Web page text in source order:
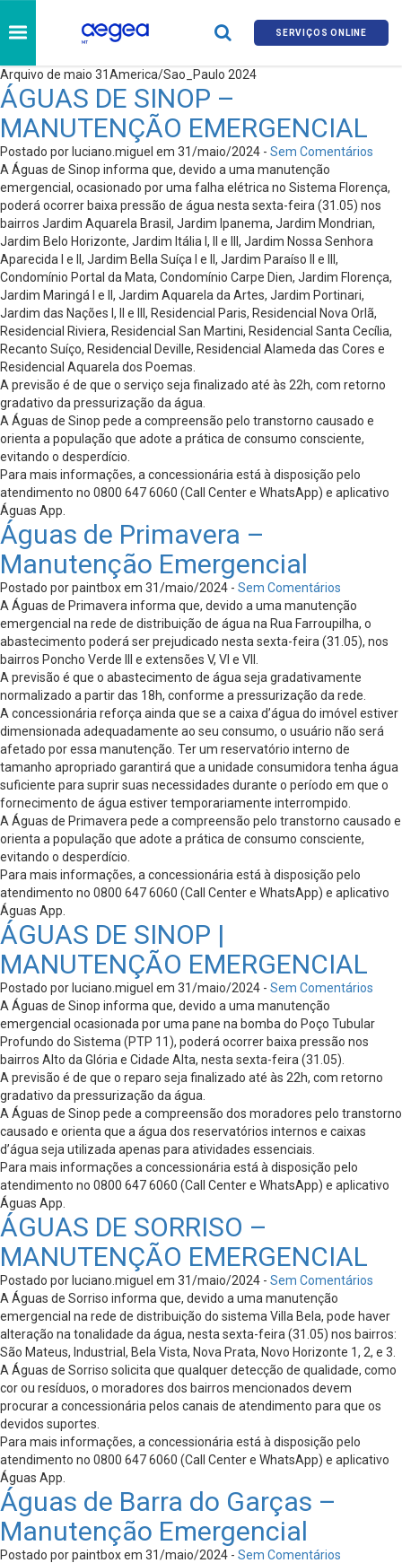
SERVIÇOS ONLINE
Arquivo de maio 31America/Sao_Paulo 2024
ÁGUAS DE SINOP –
MANUTENÇÃO EMERGENCIAL
Postado por luciano.miguel em 31/maio/2024 - Sem Comentários
A Águas de Sinop informa que, devido a uma manutenção
emergencial, ocasionado por uma falha elétrica no Sistema Florença,
poderá ocorrer baixa pressão de água nesta sexta-feira (31.05) nos
bairros Jardim Aquarela Brasil, Jardim Ipanema, Jardim Mondrian,
Jardim Belo Horizonte, Jardim Itália l, ll e lll, Jardim Nossa Senhora
Aparecida l e ll, Jardim Bella Suíça l e ll, Jardim Paraíso ll e lll,
Condomínio Portal da Mata, Condomínio Carpe Dien, Jardim Florença,
Jardim Maringá l e ll, Jardim Aquarela da Artes, Jardim Portinari,
Jardim das Nações l, ll e lll, Residencial Paris, Residencial Nova Orlã,
Residencial Riviera, Residencial San Martini, Residencial Santa Cecília,
Recanto Suíço, Residencial Deville, Residencial Alameda das Cores e
Residencial Aquarela dos Poemas.
A previsão é de que o serviço seja finalizado até às 22h, com retorno
gradativo da pressurização da água.
A Águas de Sinop pede a compreensão pelo transtorno causado e
orienta a população que adote a prática de consumo consciente,
evitando o desperdício.
Para mais informações, a concessionária está à disposição pelo
atendimento no 0800 647 6060 (Call Center e WhatsApp) e aplicativo
Águas App.
Águas de Primavera –
Manutenção Emergencial
Postado por paintbox em 31/maio/2024 - Sem Comentários
A Águas de Primavera informa que, devido a uma manutenção
emergencial na rede de distribuição de água na Rua Farroupilha, o
abastecimento poderá ser prejudicado nesta sexta-feira (31.05), nos
bairros Poncho Verde III e extensões V, VI e VII.
A previsão é que o abastecimento de água seja gradativamente
normalizado a partir das 18h, conforme a pressurização da rede.
A concessionária reforça ainda que se a caixa d’água do imóvel estiver
dimensionada adequadamente ao seu consumo, o usuário não será
afetado por essa manutenção. Ter um reservatório interno de
tamanho apropriado garantirá que a unidade consumidora tenha água
suficiente para suprir suas necessidades durante o período em que o
fornecimento de água estiver temporariamente interrompido.
A Águas de Primavera pede a compreensão pelo transtorno causado e
orienta a população que adote a prática de consumo consciente,
evitando o desperdício.
Para mais informações, a concessionária está à disposição pelo
atendimento no 0800 647 6060 (Call Center e WhatsApp) e aplicativo
Águas App.
ÁGUAS DE SINOP |
MANUTENÇÃO EMERGENCIAL
Postado por luciano.miguel em 31/maio/2024 - Sem Comentários
A Águas de Sinop informa que, devido a uma manutenção
emergencial ocasionada por uma pane na bomba do Poço Tubular
Profundo do Sistema (PTP 11), poderá ocorrer baixa pressão nos
bairros Alto da Glória e Cidade Alta, nesta sexta-feira (31.05).
A previsão é de que o reparo seja finalizado até às 22h, com retorno
gradativo da pressurização da água.
A Águas de Sinop pede a compreensão dos moradores pelo transtorno
causado e orienta que a água dos reservatórios internos e caixas
d’água seja utilizada apenas para atividades essenciais.
Para mais informações a concessionária está à disposição pelo
atendimento no 0800 647 6060 (Call Center e WhatsApp) e aplicativo
Águas App.
ÁGUAS DE SORRISO –
MANUTENÇÃO EMERGENCIAL
Postado por luciano.miguel em 31/maio/2024 - Sem Comentários
A Águas de Sorriso informa que, devido a uma manutenção
emergencial na rede de distribuição do sistema Villa Bela, pode haver
alteração na tonalidade da água, nesta sexta-feira (31.05) nos bairros:
São Mateus, Industrial, Bela Vista, Nova Prata, Novo Horizonte 1, 2, e 3.
A Águas de Sorriso solicita que qualquer detecção de qualidade, como
cor ou resíduos, o moradores dos bairros mencionados devem
procurar a concessionária pelos canais de atendimento para que os
devidos suportes.
Para mais informações, a concessionária está à disposição pelo
atendimento no 0800 647 6060 (Call Center e WhatsApp) e aplicativo
Águas App.
Águas de Barra do Garças –
Manutenção Emergencial
Postado por paintbox em 31/maio/2024 - Sem Comentários